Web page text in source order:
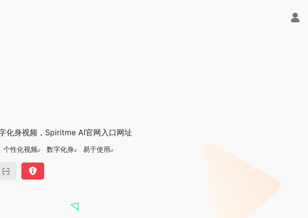
化身视频，Spiritme AI官网入口网址
个性化视频 数字化身 易于使用